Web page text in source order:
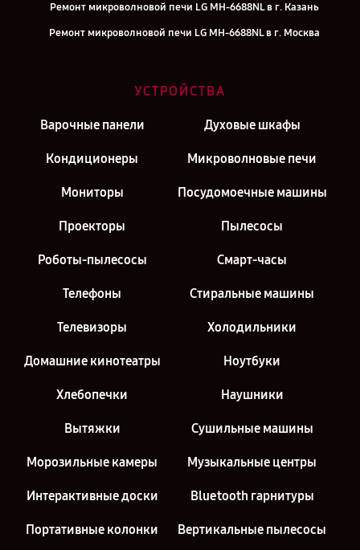
Ремонт микроволновой печи LG MH-6688NL в г. Казань
Ремонт микроволновой печи LG MH-6688NL в г. Москва
УСТРОЙСТВА
Варочные панели Духовые шкафы
Кондиционеры Микроволновые печи
Мониторы Посудомоечные машины
Проекторы Пылесосы
Роботы-пылесосы Смарт-часы
Телефоны Стиральные машины
Телевизоры Холодильники
Домашние кинотеатры Ноутбуки
Хлебопечки Наушники
Вытяжки Сушильные машины
Морозильные камеры Музыкальные центры
Интерактивные доски Bluetooth гарнитуры
Портативные колонки Вертикальные пылесосы